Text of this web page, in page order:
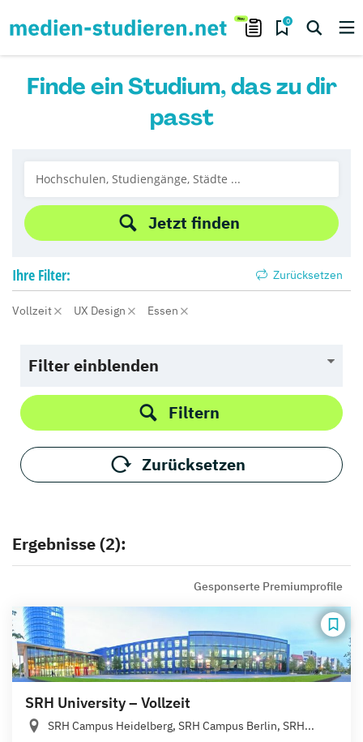
0
Finde ein Studium, das zu dir
passt
Jetzt finden
Ihre Filter: Zurücksetzen
Vollzeit UX Design Essen
Filter einblenden
Filtern
Zurücksetzen
Ergebnisse (2):
Gesponserte Premiumprofile
SRH University – Vollzeit
SRH Campus Heidelberg, SRH Campus Berlin, SRH...